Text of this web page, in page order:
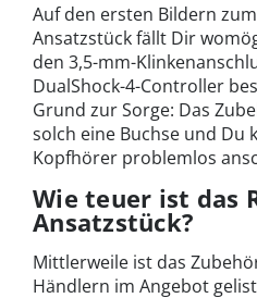
Auf den ersten Bildern
Ansatzstück fällt Dir
den 3,5-mm-
DualShock-4-Controller
Grund zur Sorge: Das
solch eine Buchse und Du
Kopfhörer problemlos
Wie teuer ist das
Ansatzstück?
Mittlerweile ist das
Händlern im Angebot